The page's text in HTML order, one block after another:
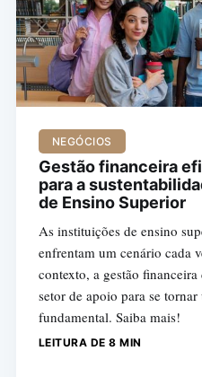
NEGÓCIOS
Gestão financeira
para a
de Ensino Superior
As instituições de ensino
enfrentam um cenário cada
contexto, a gestão
setor de apoio para se
fundamental. Saiba mais!
LEITURA DE 8 MIN